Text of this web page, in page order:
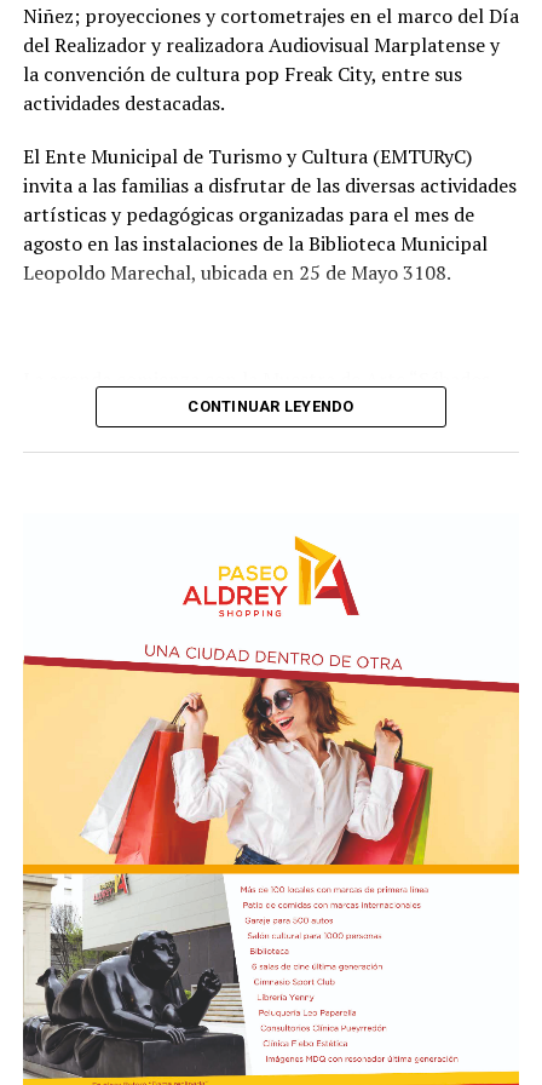
Tras la apertura de sobres, el expediente continuará su
recorrido administrativo con la intervención de la
Comisión de Estudio de Ofertas y Adjudicación, que
tendrá a su cargo la evaluación de las propuestas
obra.
Niñez; proyecciones y cortometrajes en el marco del Día
del Realizador y realizadora Audiovisual Marplatense y
la convención de cultura pop Freak City, entre sus
actividades destacadas.
El Ente Municipal de Turismo y Cultura (EMTURyC)
invita a las familias a disfrutar de las diversas actividades
artísticas y pedagógicas organizadas para el mes de
agosto en las instalaciones de la Biblioteca Municipal
Leopoldo Marechal, ubicada en 25 de Mayo 3108.
Culturales”, a cargo del grupo Cul Mardel, que se podrá
10 a 12 en la Biblioteca de Autores Marplatenses,
ubicada en el primer piso del edificio.
En relación al Ciclo Mes de la Niñez, este viernes 7 de
agosto a las 17:30 se presentarán “Los cuentos de
Charo” y la narración de poesías populares infantiles a
cargo de María del Rosario Gerez Martínez.
En tanto, el viernes 21 a las 17:30 se desarrollará “El
Cerebro Mágico: construyendo preguntas, respuestas y
circuitos”, a cargo de María Paula Algote. Se trata de un
taller práctico de arte, ciencia y tecnología en el que al
finalizar cada participante se lleva su propia creación
terminada. Es una actividad arancelada (incluye
materiales) destinada a niños a partir de los 6 años.
Los participantes menores de 8 años deberán asistir
CONTINUAR LEYENDO